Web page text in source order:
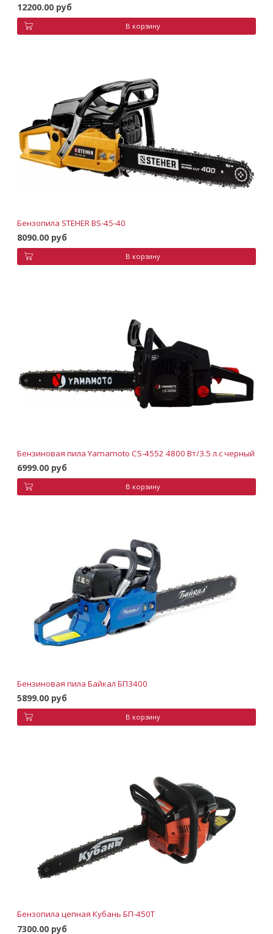
12200.00 руб
В корзину
Бензопила STEHER BS-45-40
8090.00 руб
В корзину
Бензиновая пила Yamamoto CS-4552 4800 Вт/3.5 л.с черный
6999.00 руб
В корзину
Бензиновая пила Байкал БП3400
5899.00 руб
В корзину
Бензопила цепная Кубань БП-450Т
7300.00 руб